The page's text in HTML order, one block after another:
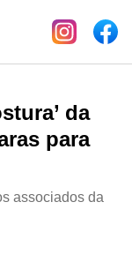
da
para
associados da